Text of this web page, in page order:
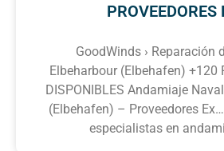
PROVEEDORES
GoodWinds › Reparación
Elbeharbour (Elbehafen) +120
DISPONIBLES Andamiaje
(Elbehafen) – Proveedores
especialistas en